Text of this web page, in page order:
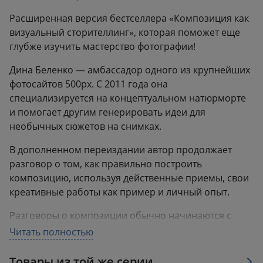
Расширенная версия бестселлера «Композиция как
визуальный сторителлинг», которая поможет еще
глубже изучить мастерство фотографии!
Дина Беленко — амбассадор одного из крупнейших
фотосайтов 500px. С 2011 года она
специализируется на концептуальном натюрморте
и помогает другим генерировать идеи для
необычных сюжетов на снимках.
В дополненном переиздании автор продолжает
разговор о том, как правильно построить
композицию, используя действенные приемы, свои
креативные работы как пример и личный опыт.
Разговоры о композиции обычно начинаются с
золотого сечения и продолжаются академизмами
из категории «все об этом слышали, а как
пользоваться — неясно», но ведь намного полезней
Читать полностью